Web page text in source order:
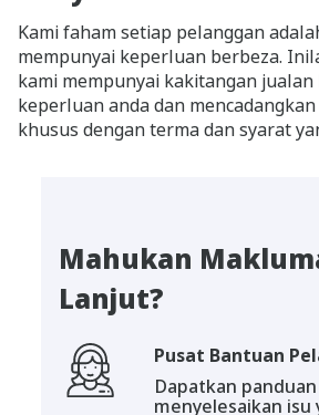
Kami faham setiap pelanggan
mempunyai keperluan berbeza.
kami mempunyai kakitangan
keperluan anda dan
khusus dengan terma dan syarat
Mahukan
Lanjut?
Pusat Bantuan
Dapatkan
menyelesaikan isu